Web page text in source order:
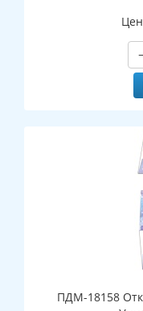
ПДМ-18158